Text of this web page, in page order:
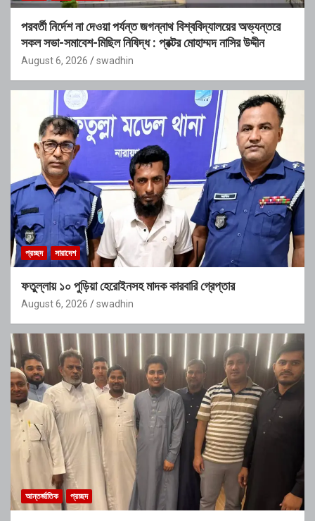
পরবর্তী নির্দেশ না দেওয়া পর্যন্ত জগন্নাথ বিশ্ববিদ্যালয়ের অভ্যন্তরে
সকল সভা-সমাবেশ-মিছিল নিষিদ্ধ : প্রক্টর মোহাম্মদ নাসির উদ্দীন
August 6, 2026 swadhin
প্রচ্ছদ সারাদেশ
ফতুল্লায় ১০ পুড়িয়া হেরোইনসহ মাদক কারবারি গ্রেপ্তার
August 6, 2026 swadhin
আন্তর্জাতিক প্রচ্ছদ